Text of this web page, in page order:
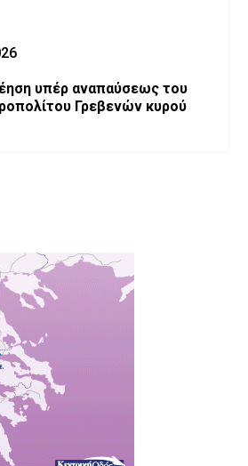
υπέρ αναπαύσεως του
Γρεβενών κυρού